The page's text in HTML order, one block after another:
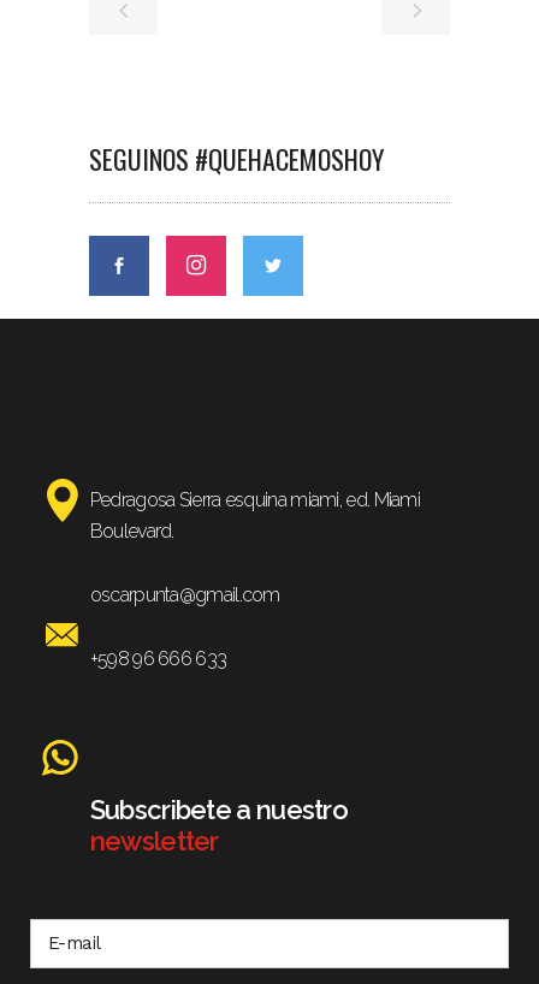
SEGUINOS #QUEHACEMOSHOY
Pedragosa Sierra esquina miami, ed. Miami
Boulevard.
oscarpunta@gmail.com
+598 96 666 633
Subscribete a nuestro
newsletter